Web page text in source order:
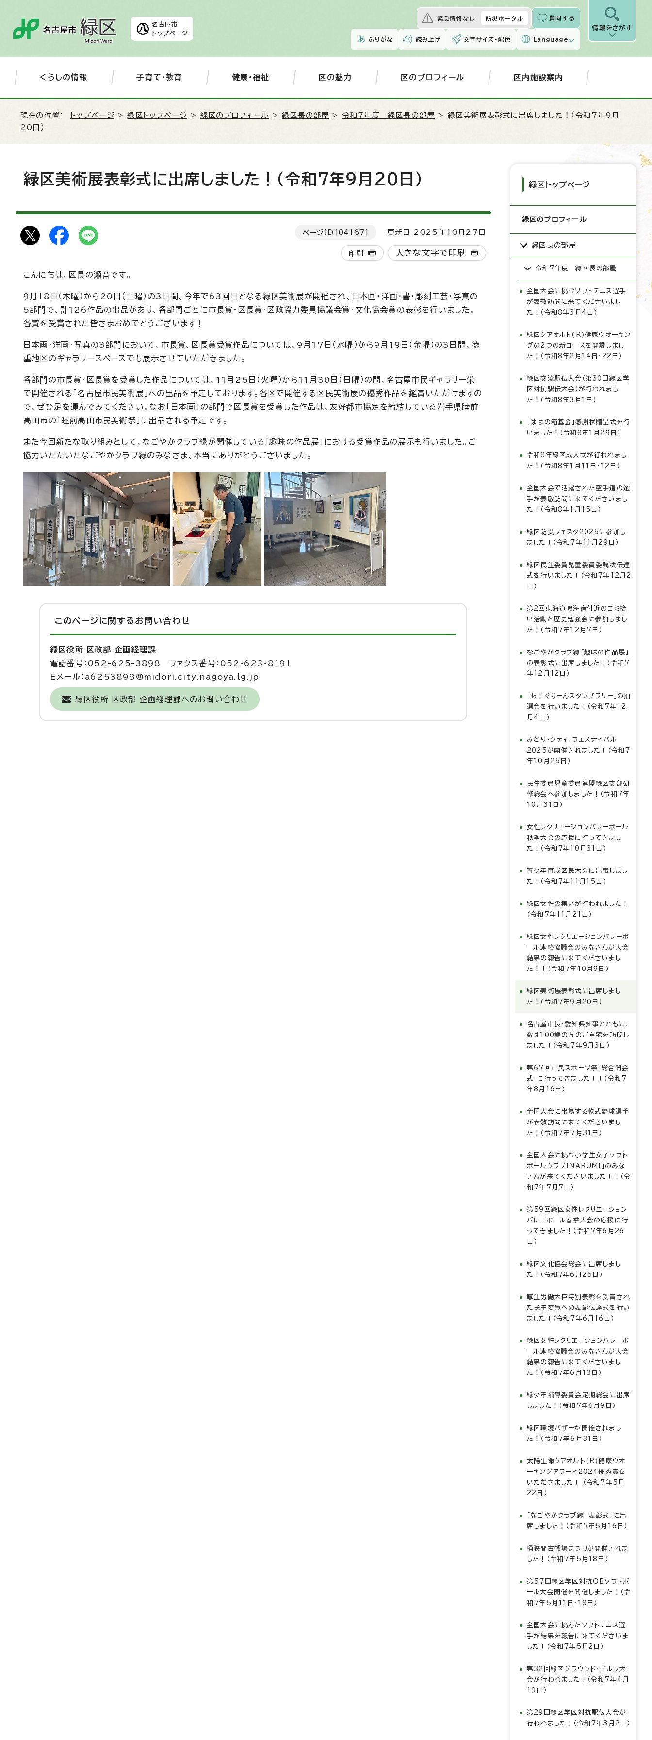
名古屋市
トップページ
緊急情報なし 防災ポータル 質問する
ふりがな 読み上げ 文字サイズ・配色 Language
情報をさがす
くらしの情報 子育て・教育 健康・福祉 区の魅力 区のプロフィール 区内施設案内
現在の位置： トップページ >緑区トップページ > 緑区のプロフィール >緑区長の部屋 > 令和7年度 緑区長の部屋 > 緑区美術展表彰式に出席しました！（令和7年9月
20日）
緑区美術展表彰式に出席しました！（令和7年9月20日）
ページID 1041671 更新日 2025年10月27日
印刷 大きな文字で印刷
こんにちは、区長の瀬音です。
9月18日（木曜）から20日（土曜）の3日間、今年で63回目となる緑区美術展が開催され、日本画・洋画・書・彫刻工芸・写真の
5部門で、計126作品の出品があり、各部門ごとに市長賞・区長賞・区政協力委員協議会賞・文化協会賞の表彰を行いました。
各賞を受賞された皆さまおめでとうございます！
日本画・洋画・写真の3部門において、市長賞、区長賞受賞作品については、9月17日（水曜）から9月19日（金曜）の3日間、徳
重地区のギャラリースペースでも展示させていただきました。
各部門の市長賞・区長賞を受賞した作品については、11月25日（火曜）から11月30日（日曜）の間、名古屋市民ギャラリー栄
で開催される「名古屋市民美術展」への出品を予定しております。各区で開催する区民美術展の優秀作品を鑑賞いただけますの
で、ぜひ足を運んでみてください。なお「日本画」の部門で区長賞を受賞した作品は、友好都市協定を締結している岩手県睦前
高田市の「睦前高田市民美術祭」に出品される予定です。
また今回新たな取り組みとして、なごやかクラブ緑が開催している「趣味の作品展」における受賞作品の展示も行いました。ご
協力いただいたなごやかクラブ緑のみなさま、本当にありがとうございました。
このページに関する お問い合わせ
緑区役所 区政部 企画経理課
電話番号：052-625-3898 ファクス番号：052-623-8191
Eメール：a6253898@midori.city.nagoya.lg.jp
緑区役所 区政部 企画経理課へのお問い合わせ
緑区トップページ
緑区のプロフィール
緑区長の部屋
令和7年度 緑区長の部屋
全国大会に挑むソフトテニス選手
が表敬訪問に来てくださいまし
た！（令和8年3月4日）
緑区クアオルト(R)健康ウオーキン
グの2つの新コースを開設しまし
た！（令和8年2月14日・22日）
緑区交流駅伝大会（第30回緑区学
区対抗駅伝大会）が行われまし
た！（令和8年3月1日）
「ははの箱基金」感謝状贈呈式を行
いました！（令和8年1月29日）
令和8年緑区成人式が行われまし
た！（令和8年1月11日・12日）
全国大会で活躍された空手道の選
手が表敬訪問に来てくださいまし
た！（令和8年1月15日）
緑区防災フェスタ2025に参加し
ました！（令和7年11月29日）
緑区民生委員児童委員委嘱状伝達
式を行いました！（令和7年12月2
日）
第2回東海道鳴海宿付近のゴミ拾
い活動と歴史勉強会に参加しまし
た！（令和7年12月7日）
なごやかクラブ緑「趣味の作品展」
の表彰式に出席しました！（令和7
年12月12日）
「あ！ぐりーんスタンプラリー」の抽
選会を行いました！（令和7年12
月4日）
みどり・シティ・フェスティバル
2025が開催されました！（令和7
年10月25日）
民生委員児童委員連盟緑区支部研
修総会へ参加しました！（令和7年
10月31日）
女性レクリエーションバレーボール
秋季大会の応援に行ってきまし
た！（令和7年10月31日）
青少年育成区民大会に出席しまし
た！（令和7年11月15日）
緑区女性の集いが行われました！
（令和7年11月21日）
緑区女性レクリエーションバレーボ
ール連絡協議会のみなさんが大会
結果の報告に来てくださいまし
た！！（令和7年10月9日）
緑区美術展表彰式に出席しまし
た！（令和7年9月20日）
名古屋市長・愛知県知事とともに、
数え100歳の方のご自宅を訪問し
ました！（令和7年9月3日）
第67回市民スポーツ祭「総合開会
式」に行ってきました！！（令和7
年8月16日）
全国大会に出場する軟式野球選手
が表敬訪問に来てくださいまし
た！（令和7年7月31日）
全国大会に挑む小学生女子ソフト
ボールクラブ「NARUMI」のみな
さんが来てくださいました！！（令
和7年7月7日）
第59回緑区女性レクリエーション
バレーボール春季大会の応援に行
ってきました！（令和7年6月26
日）
緑区文化協会総会に出席しまし
た！（令和7年6月25日）
厚生労働大臣特別表彰を受賞され
た民生委員への表彰伝達式を行い
ました！（令和7年6月16日）
緑区女性レクリエーションバレーボ
ール連絡協議会のみなさんが大会
結果の報告に来てくださいまし
た！（令和7年6月13日）
緑少年補導委員会定期総会に出席
しました！（令和7年6月9日）
緑区環境バザーが開催されまし
た！（令和7年5月31日）
太陽生命クアオルト(R)健康ウオ
ーキングアワード2024優秀賞を
いただきました！ （令和7年5月
22日）
「なごやかクラブ緑 表彰式」に出
席しました！（令和7年5月16日）
桶狭間古戦場まつりが開催されま
した！（令和7年5月18日）
第57回緑区学区対抗OBソフトボ
ール大会開催を開催しました！（令
和7年5月11日・18日）
全国大会に挑んだソフトテニス選
手が結果を報告に来てくださいま
した！（令和7年5月2日）
第32回緑区グラウンド・ゴルフ大
会が行われました！（令和7年4月
19日）
第29回緑区学区対抗駅伝大会が
行われました！（令和7年3月2日）